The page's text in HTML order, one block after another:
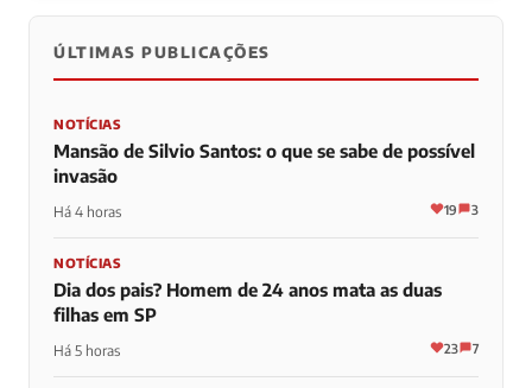
ÚLTIMAS PUBLICAÇÕES
NOTÍCIAS
Mansão de Silvio Santos: o que se sabe de possível
invasão
Há 4 horas 19 3
NOTÍCIAS
Dia dos pais? Homem de 24 anos mata as duas
filhas em SP
Há 5 horas 23 7